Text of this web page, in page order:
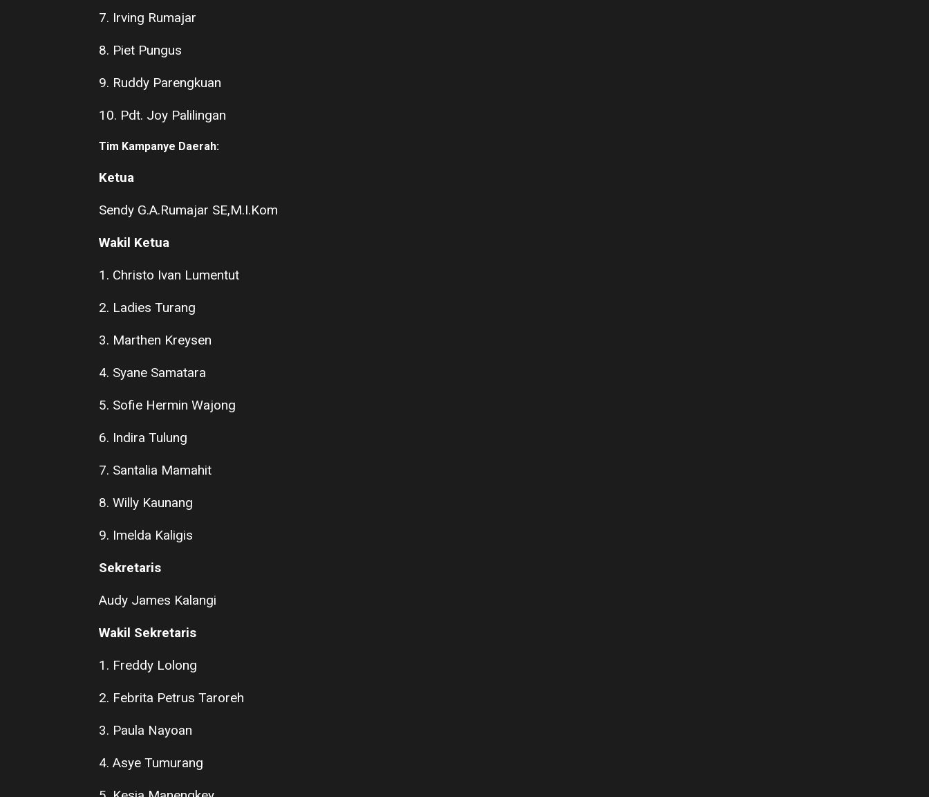
7. Irving Rumajar
8. Piet Pungus
9. Ruddy Parengkuan
10. Pdt. Joy Palilingan
Tim Kampanye Daerah:
Ketua
Sendy G.A.Rumajar SE,M.I.Kom
Wakil Ketua
1. Christo Ivan Lumentut
2. Ladies Turang
3. Marthen Kreysen
4. Syane Samatara
5. Sofie Hermin Wajong
6. Indira Tulung
7. Santalia Mamahit
8. Willy Kaunang
9. Imelda Kaligis
Sekretaris
Audy James Kalangi
Wakil Sekretaris
1. Freddy Lolong
2. Febrita Petrus Taroreh
3. Paula Nayoan
4. Asye Tumurang